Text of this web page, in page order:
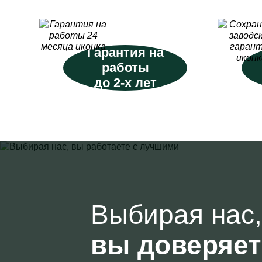
Гарантия на
работы
до 2-х лет
Выбирая нас,
вы